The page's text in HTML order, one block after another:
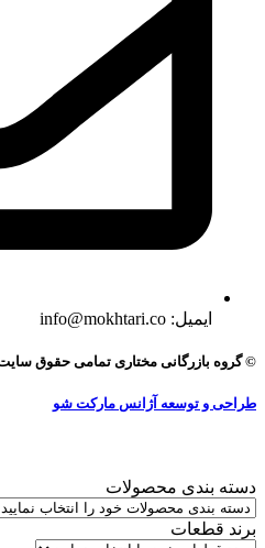
ایمیل: info@mokhtari.co
© گروه بازرگانی مختاری تمامی حقوق
طراحی و توسعه آژانس مارکت شو
دسته بندی محصولات
برند قطعات